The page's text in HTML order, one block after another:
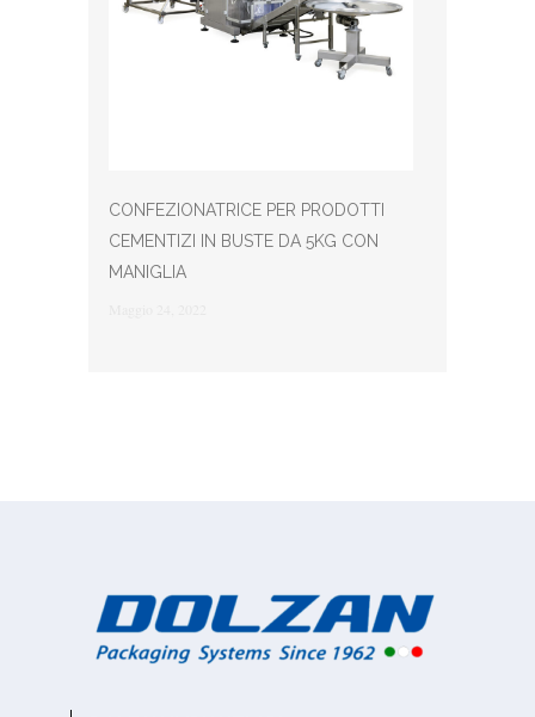
CONFEZIONATRICE PER PRODOTTI
CEMENTIZI IN BUSTE DA 5KG CON
MANIGLIA